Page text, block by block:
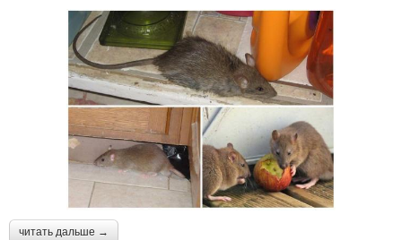
читать дальше →